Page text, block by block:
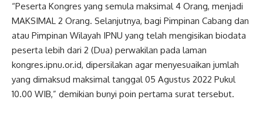
“Peserta Kongres yang semula maksimal 4 Orang, menjadi
MAKSIMAL 2 Orang. Selanjutnya, bagi Pimpinan Cabang dan
atau Pimpinan Wilayah IPNU yang telah mengisikan biodata
peserta lebih dari 2 (Dua) perwakilan pada laman
kongres.ipnu.or.id, dipersilakan agar menyesuaikan jumlah
yang dimaksud maksimal tanggal 05 Agustus 2022 Pukul
10.00 WIB,” demikian bunyi poin pertama surat tersebut.